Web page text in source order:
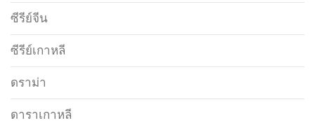
ซีรีย์จีน
ซีรีย์เกาหลี
ดราม่า
ดาราเกาหลี